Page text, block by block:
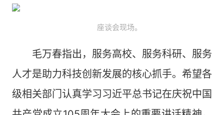
座谈会现场。
毛万春指出，服务高校、服务科研、服务
人才是助力科技创新发展的核心抓手。希望各
级相关部门认真学习习近平总书记在庆祝中国